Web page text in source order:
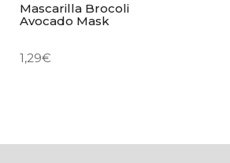
Mascarilla Brocoli
Avocado Mask
1,29€